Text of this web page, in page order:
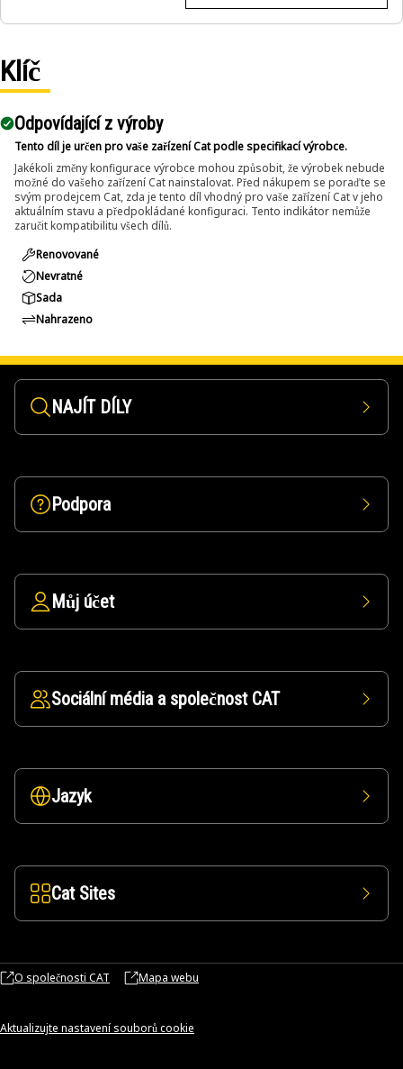
Klíč
Odpovídající z výroby
Tento díl je určen pro vaše zařízení Cat podle specifikací výrobce.
Jakékoli změny konfigurace výrobce mohou způsobit, že výrobek nebude
možné do vašeho zařízení Cat nainstalovat. Před nákupem se poraďte se
svým prodejcem Cat, zda je tento díl vhodný pro vaše zařízení Cat v jeho
aktuálním stavu a předpokládané konfiguraci. Tento indikátor nemůže
zaručit kompatibilitu všech dílů.
Renovované
Nevratné
Sada
Nahrazeno
NAJÍT DÍLY
Podpora
Můj účet
Sociální média a společnost CAT
Jazyk
Cat Sites
O společnosti CAT Mapa webu
Aktualizujte nastavení souborů cookie